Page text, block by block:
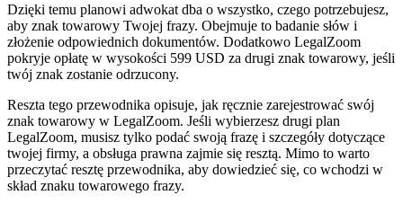
Dzięki temu planowi adwokat dba o wszystko, czego potrzebujesz,
aby znak towarowy Twojej frazy. Obejmuje to badanie słów i
złożenie odpowiednich dokumentów. Dodatkowo LegalZoom
pokryje opłatę w wysokości 599 USD za drugi znak towarowy, jeśli
twój znak zostanie odrzucony.
Reszta tego przewodnika opisuje, jak ręcznie zarejestrować swój
znak towarowy w LegalZoom. Jeśli wybierzesz drugi plan
LegalZoom, musisz tylko podać swoją frazę i szczegóły dotyczące
twojej firmy, a obsługa prawna zajmie się resztą. Mimo to warto
przeczytać resztę przewodnika, aby dowiedzieć się, co wchodzi w
skład znaku towarowego frazy.